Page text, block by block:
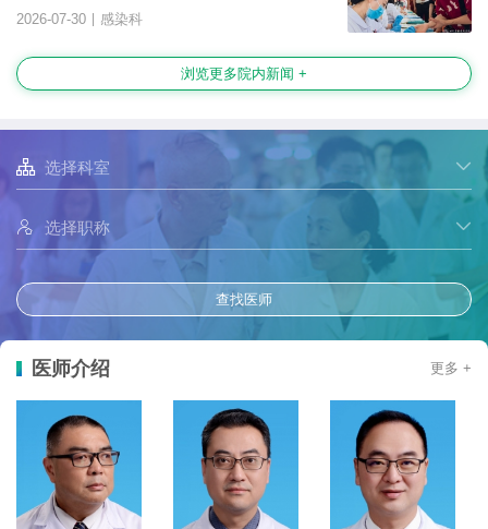
2026-07-30 | 感染科
浏览更多院内新闻 +


查找医师
医师介绍 更多 +